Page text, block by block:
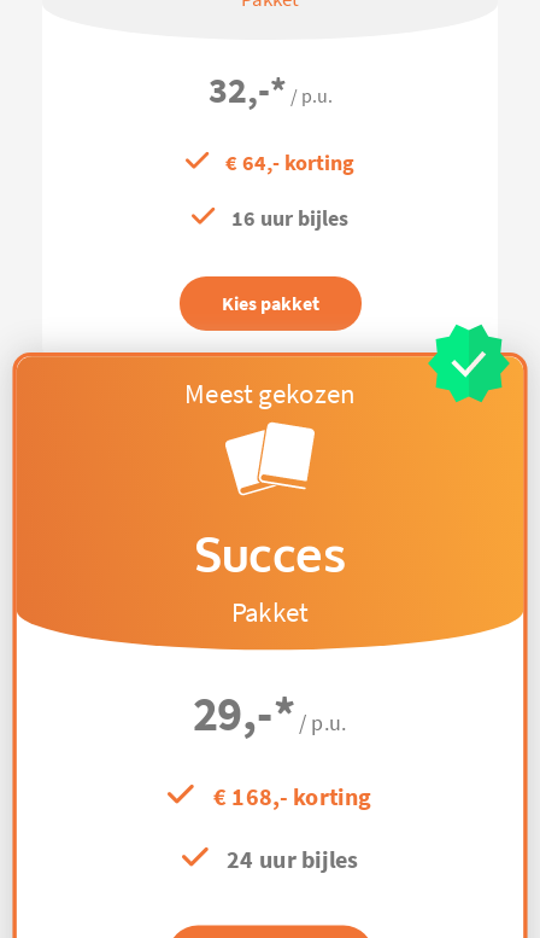
32,-* / p.u.
€ 64,- korting
16 uur bijles
Kies pakket
Succes
Pakket
29,-* / p.u.
€ 168,- korting
24 uur bijles